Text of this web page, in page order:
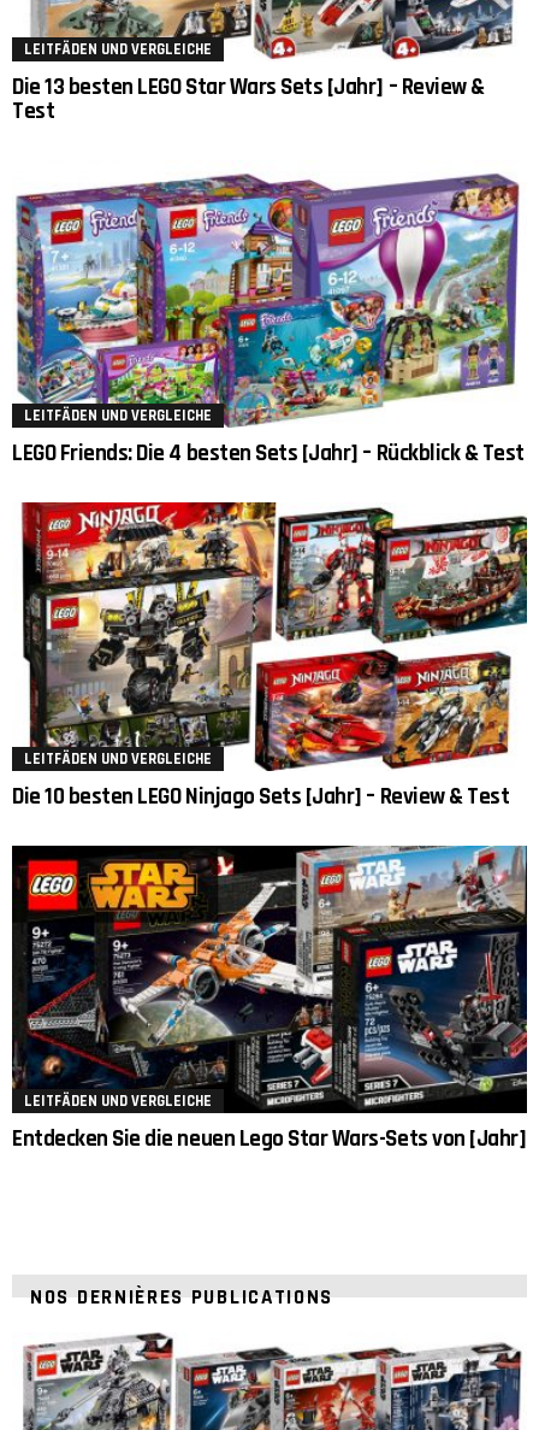
LEITFÄDEN UND VERGLEICHE
Die 13 besten LEGO Star Wars Sets [Jahr] – Review &
Test
LEITFÄDEN UND VERGLEICHE
LEGO Friends: Die 4 besten Sets [Jahr] – Rückblick & Test
LEITFÄDEN UND VERGLEICHE
Die 10 besten LEGO Ninjago Sets [Jahr] – Review & Test
LEITFÄDEN UND VERGLEICHE
Entdecken Sie die neuen Lego Star Wars-Sets von [Jahr]
NOS DERNIÈRES PUBLICATIONS